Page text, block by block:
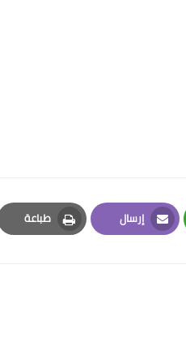
إرسال
Email
طباعة
Print